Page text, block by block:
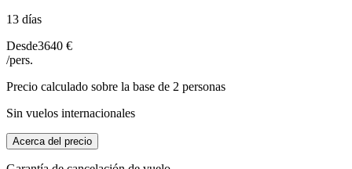
13 días
Desde3640 €
/pers.
Precio calculado sobre la base de 2 personas
Sin vuelos internacionales
Acerca del precio